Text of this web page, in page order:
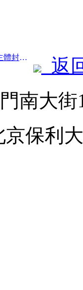
前一篇：北京海昌海洋公園年底主體封頂 預計2027年建成開放
返
南大
京保